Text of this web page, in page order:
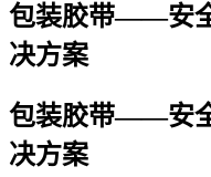
包装胶带——安
决方案
包装胶带——安
决方案